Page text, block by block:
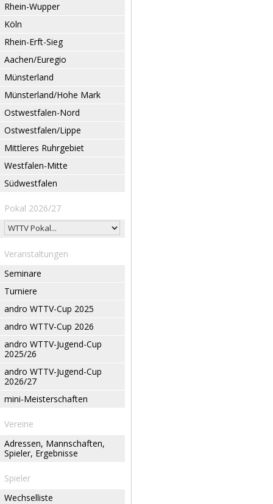
Rhein-Wupper
Köln
Rhein-Erft-Sieg
Aachen/Euregio
Münsterland
Münsterland/Hohe Mark
Ostwestfalen-Nord
Ostwestfalen/Lippe
Mittleres Ruhrgebiet
Westfalen-Mitte
Südwestfalen
Pokal 2026/27
Veranstaltungen
Seminare
Turniere
andro WTTV-Cup 2025
andro WTTV-Cup 2026
andro WTTV-Jugend-Cup
2025/26
andro WTTV-Jugend-Cup
2026/27
mini-Meisterschaften
Vereine
Adressen, Mannschaften,
Spieler, Ergebnisse
Spieler
Wechselliste